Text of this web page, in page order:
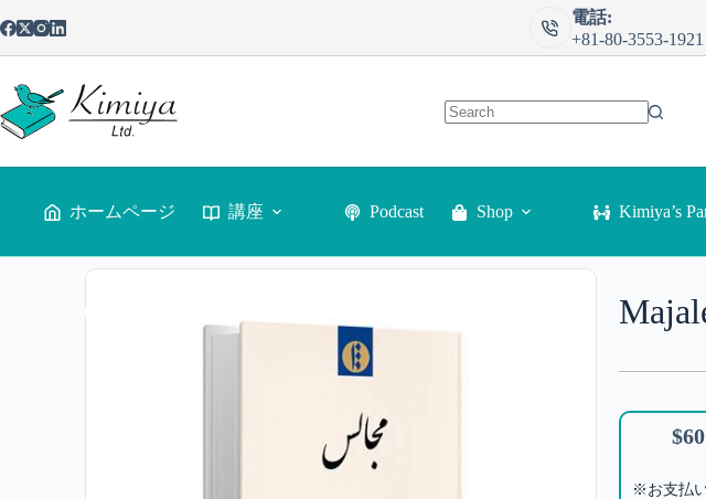
電話:
+81-80-3553-1921
ホームページ 講座 Podcast Shop Kimiya’s
$60
※お支払